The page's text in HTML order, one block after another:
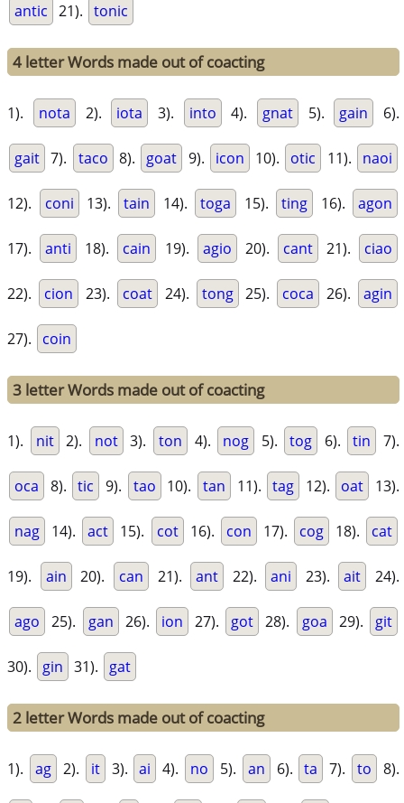
antic 21). tonic
4 letter Words made out of coacting
1). nota 2). iota 3). into 4). gnat 5). gain 6).
gait 7). taco 8). goat 9). icon 10). otic 11). naoi
12). coni 13). tain 14). toga 15). ting 16). agon
17). anti 18). cain 19). agio 20). cant 21). ciao
22). cion 23). coat 24). tong 25). coca 26). agin
27). coin
3 letter Words made out of coacting
1). nit 2). not 3). ton 4). nog 5). tog 6). tin 7).
oca 8). tic 9). tao 10). tan 11). tag 12). oat 13).
nag 14). act 15). cot 16). con 17). cog 18). cat
19). ain 20). can 21). ant 22). ani 23). ait 24).
ago 25). gan 26). ion 27). got 28). goa 29). git
30). gin 31). gat
2 letter Words made out of coacting
1). ag 2). it 3). ai 4). no 5). an 6). ta 7). to 8).